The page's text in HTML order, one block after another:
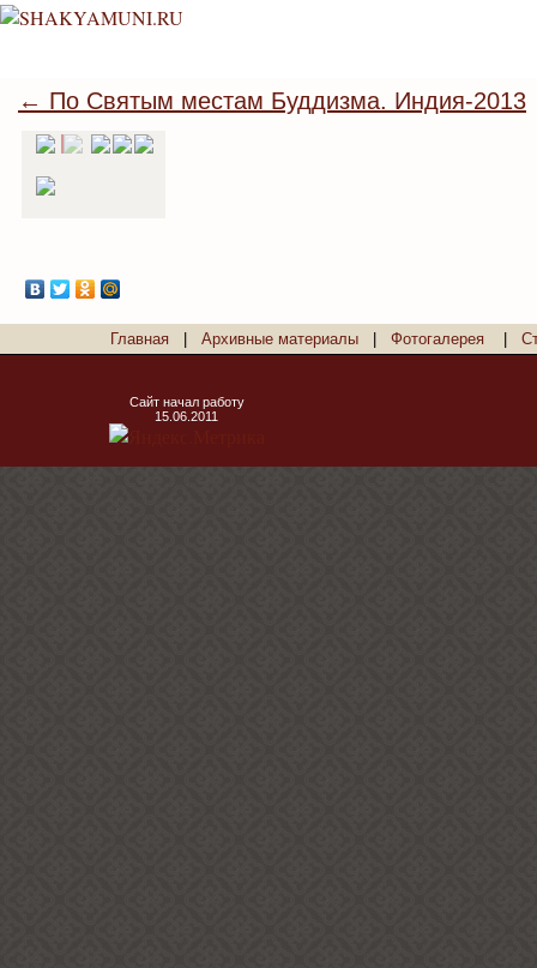
← По Святым местам Буддизма. Индия-2013
Главная Архивные материалы Фотогалерея
Сайт начал работу
15.06.2011